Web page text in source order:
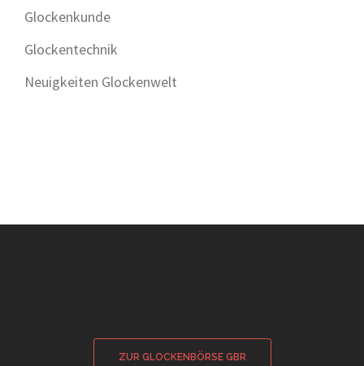
Glockenkunde
Glockentechnik
Neuigkeiten Glockenwelt
ZUR GLOCKENBÖRSE GBR